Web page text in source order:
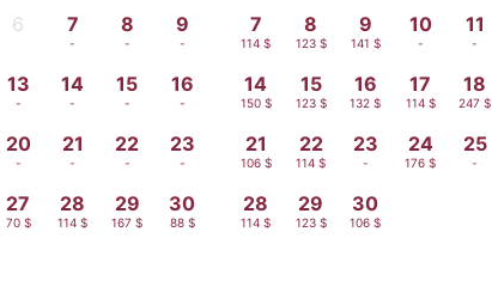
6 7
-
8
-
9
-
13
-
14
-
15
-
16
-
20
-
21
-
22
-
23
-
27
70 $
28
114 $
29
167 $
30
88 $
7
114 $
8
123 $
9
141 $
10
-
11
-
14
150 $
15
123 $
16
132 $
17
114 $
18
247 $
21
106 $
22
114 $
23
-
24
176 $
25
-
28
114 $
29
123 $
30
106 $